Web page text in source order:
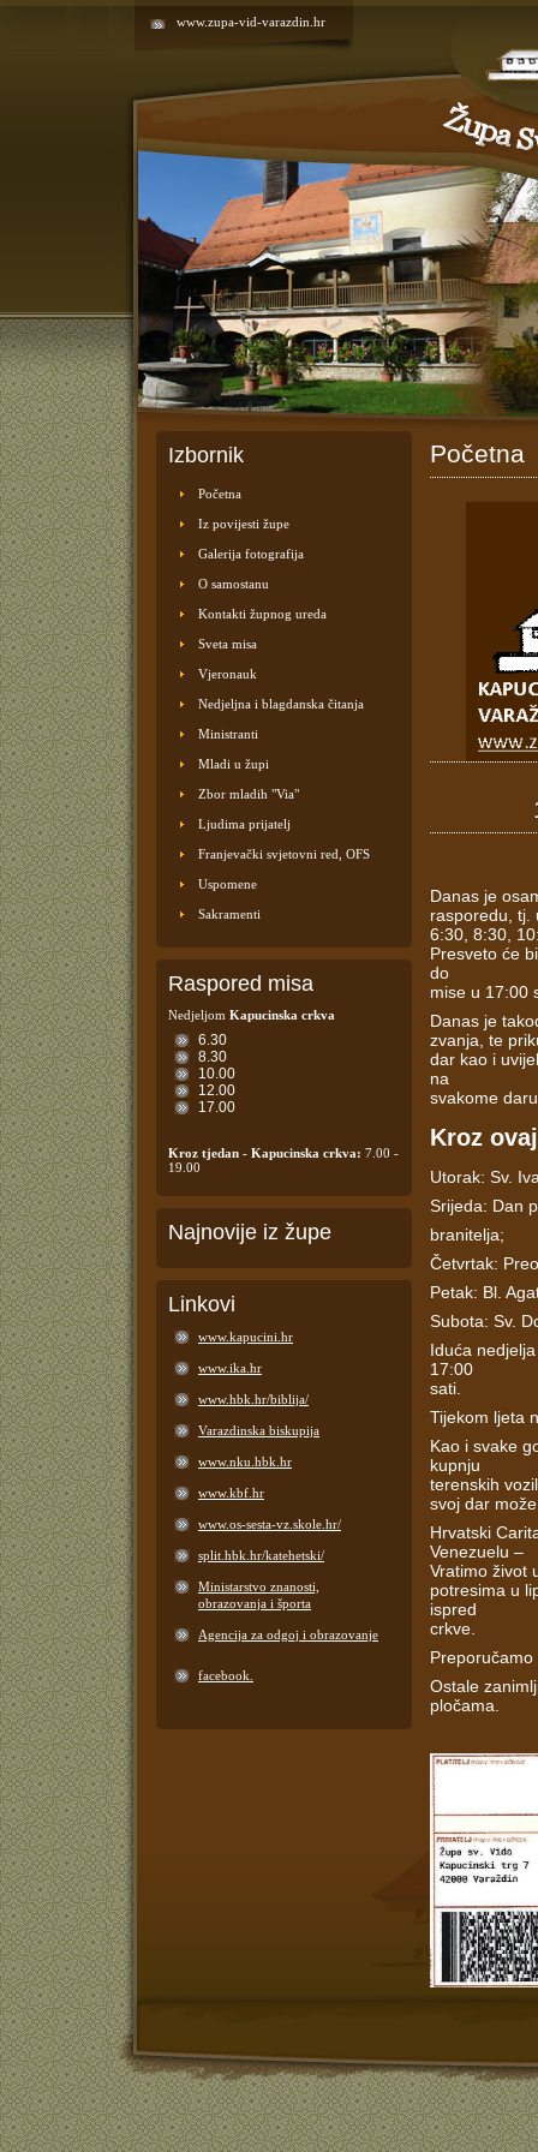
www.zupa-vid-varazdin.hr
Izbornik
Početna
Iz povijesti župe
Galerija fotografija
O samostanu
Kontakti župnog ureda
Sveta misa
Vjeronauk
Nedjeljna i blagdanska čitanja
Ministranti
Mladi u župi
Zbor mladih "Via"
Ljudima prijatelj
Franjevački svjetovni red, OFS
Uspomene
Sakramenti
Raspored misa
Nedjeljom Kapucinska crkva
6.30
8.30
10.00
12.00
17.00
Kroz tjedan - Kapucinska crkva: 7.00 -
19.00
Najnovije iz župe
Linkovi
www.kapucini.hr
www.ika.hr
www.hbk.hr/biblija/
Varazdinska biskupija
www.nku.hbk.hr
www.kbf.hr
www.os-sesta-vz.skole.hr/
split.hbk.hr/katehetski/
Ministarstvo znanosti,
obrazovanja i športa
Agencija za odgoj i obrazovanje
facebook.
Početna
Danas je
rasporedu, tj.
6:30, 8:30,
Presveto će
do
mise u 17:00
Danas je
zvanja, te
dar kao i
na
svakome
Kroz
Utorak: Sv.
Srijeda: Dan
branitelja;
Četvrtak:
Petak: Bl.
Subota: Sv.
Iduća
17:00
sati.
Tijekom ljeta
Kao i svake
kupnju
terenskih
svoj dar
Hrvatski
Venezuelu –
Vratimo život
potresima u
ispred
crkve.
Ostale
pločama.